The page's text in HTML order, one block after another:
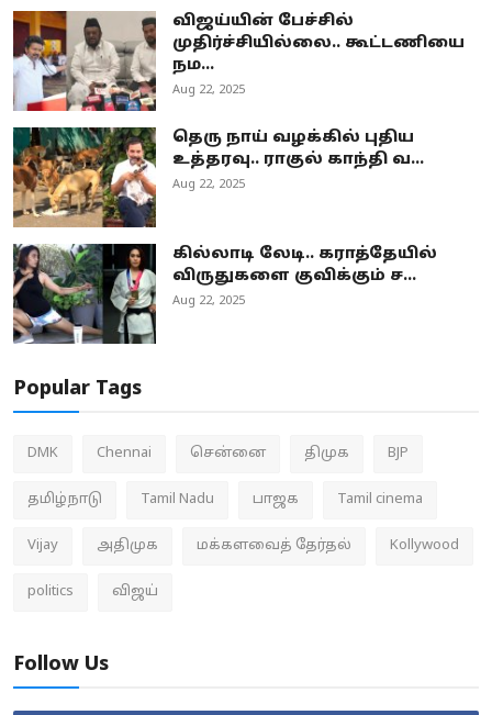
விஜய்யின் பேச்சில்
முதிர்ச்சியில்லை.. கூட்டணியை
நம...
Aug 22, 2025
தெரு நாய் வழக்கில் புதிய
உத்தரவு.. ராகுல் காந்தி வ...
Aug 22, 2025
கில்லாடி லேடி.. கராத்தேயில்
விருதுகளை குவிக்கும் ச...
Aug 22, 2025
Popular Tags
DMK Chennai சென்னை திமுக BJP
தமிழ்நாடு Tamil Nadu பாஜக Tamil cinema
Vijay அதிமுக மக்களவைத் தேர்தல் Kollywood
politics விஜய்
Follow Us